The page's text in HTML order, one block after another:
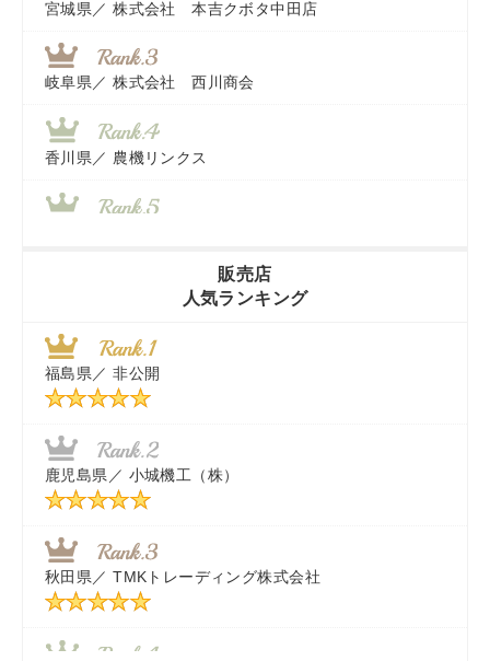
宮城県／ 株式会社 本吉クボタ中田店
岐阜県／ 株式会社 西川商会
香川県／ 農機リンクス
近江商事合同会社：「茨城中古農建機販売」
千葉県／ 株式会社テクノ・タカ
福岡県／株式会社カドワキ機械（旧ナカガワ農機商会）
東京都／
秋田県／ TMKトレーディング株式会社
販売店
人気ランキング
福島県／ 非公開
鹿児島県／ 小城機工（株）
秋田県／ TMKトレーディング株式会社